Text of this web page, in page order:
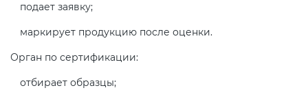
подает заявку;
маркирует продукцию после оценки.
Орган по сертификации:
отбирает образцы;